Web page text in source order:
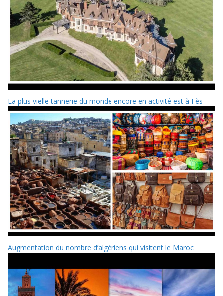
La plus vielle tannerie du monde encore en activité est à Fès
Augmentation du nombre d’algériens qui visitent le Maroc